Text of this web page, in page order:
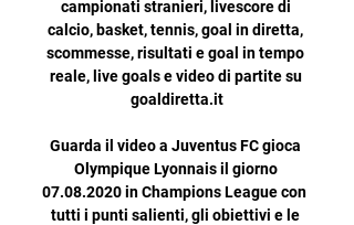
campionati stranieri, livescore di
calcio, basket, tennis, goal in diretta,
scommesse, risultati e goal in tempo
reale, live goals e video di partite su
Guarda il video a Juventus FC gioca
Olympique Lyonnais il giorno
07.08.2020 in Champions League con
tutti i punti salienti, gli obiettivi e le